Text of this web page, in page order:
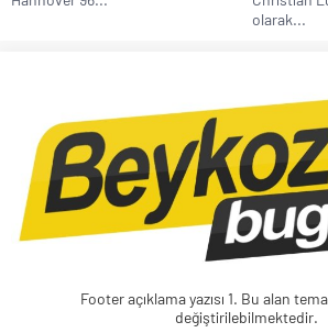
olarak...
Footer açıklama yazısı 1. Bu alan
değiştirilebilmektedir.